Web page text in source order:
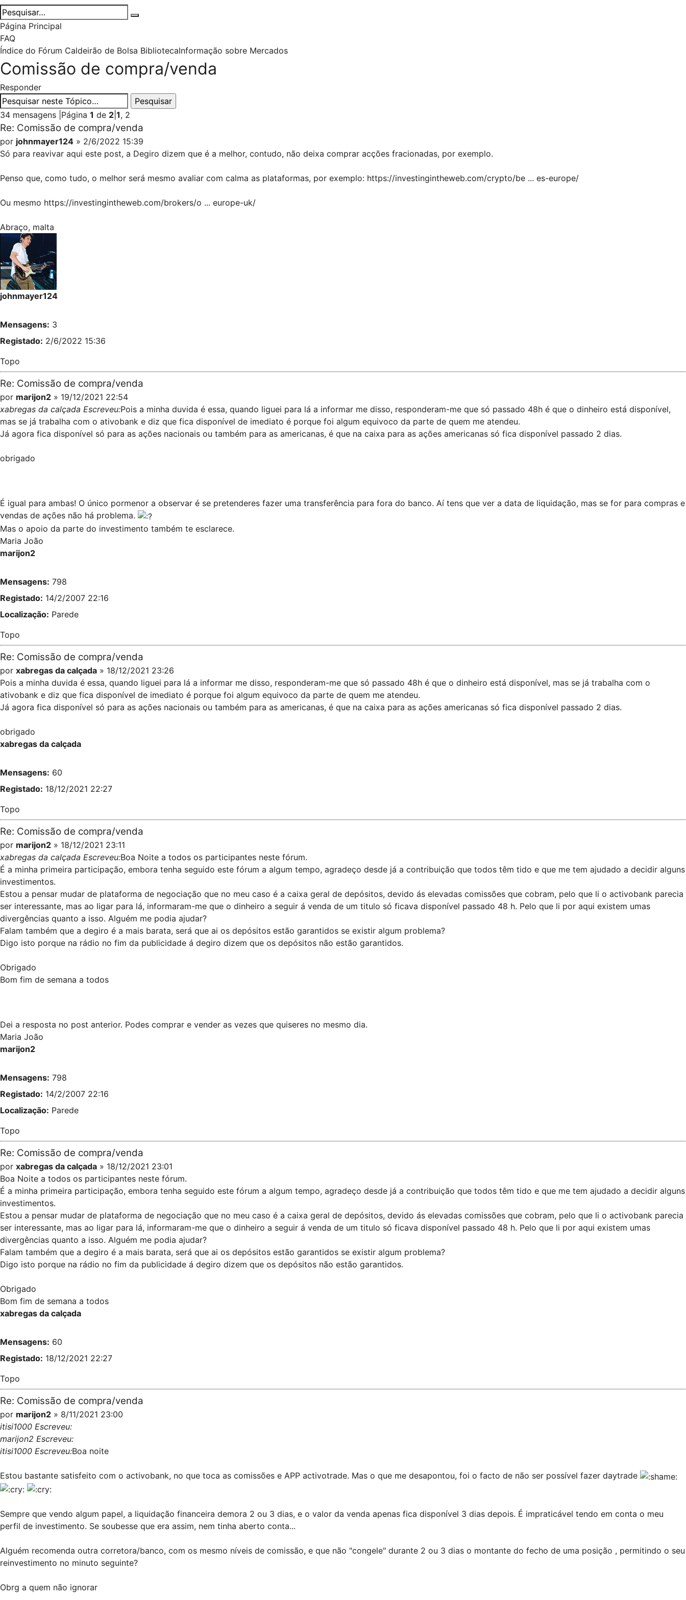
Página Principal
FAQ
Índice do Fórum Caldeirão de Bolsa BibliotecaInformação sobre Mercados
Comissão de compra/venda
Responder
34 mensagens Página 1 de 2 1, 2
Re: Comissão de compra/venda
por johnmayer124 » 2/6/2022 15:39
Só para reavivar aqui este post, a Degiro dizem que é a melhor, contudo, não deixa comprar acções fracionadas, por exemplo.
Penso que, como tudo, o melhor será mesmo avaliar com calma as plataformas, por exemplo: https://investingintheweb.com/crypto/be ... es-europe/
Ou mesmo https://investingintheweb.com/brokers/o ... europe-uk/
Abraço, malta
johnmayer124
Mensagens: 3
Registado: 2/6/2022 15:36
Topo
Re: Comissão de compra/venda
por marijon2 » 19/12/2021 22:54
xabregas da calçada Escreveu:Pois a minha duvida é essa, quando liguei para lá a informar me disso, responderam-me que só passado 48h é que o dinheiro está disponível,
mas se já trabalha com o ativobank e diz que fica disponível de imediato é porque foi algum equivoco da parte de quem me atendeu.
Já agora fica disponível só para as ações nacionais ou também para as americanas, é que na caixa para as ações americanas só fica disponível passado 2 dias.
obrigado
É igual para ambas! O único pormenor a observar é se pretenderes fazer uma transferência para fora do banco. Aí tens que ver a data de liquidação, mas se for para compras e
vendas de ações não há problema.
Mas o apoio da parte do investimento também te esclarece.
Maria João
marijon2
Mensagens: 798
Registado: 14/2/2007 22:16
Localização: Parede
Topo
Re: Comissão de compra/venda
por xabregas da calçada » 18/12/2021 23:26
Pois a minha duvida é essa, quando liguei para lá a informar me disso, responderam-me que só passado 48h é que o dinheiro está disponível, mas se já trabalha com o
ativobank e diz que fica disponível de imediato é porque foi algum equivoco da parte de quem me atendeu.
Já agora fica disponível só para as ações nacionais ou também para as americanas, é que na caixa para as ações americanas só fica disponível passado 2 dias.
obrigado
xabregas da calçada
Mensagens: 60
Registado: 18/12/2021 22:27
Topo
Re: Comissão de compra/venda
por marijon2 » 18/12/2021 23:11
xabregas da calçada Escreveu:Boa Noite a todos os participantes neste fórum.
É a minha primeira participação, embora tenha seguido este fórum a algum tempo, agradeço desde já a contribuição que todos têm tido e que me tem ajudado a decidir alguns
investimentos.
Estou a pensar mudar de plataforma de negociação que no meu caso é a caixa geral de depósitos, devido ás elevadas comissões que cobram, pelo que li o activobank parecia
ser interessante, mas ao ligar para lá, informaram-me que o dinheiro a seguir á venda de um titulo só ficava disponível passado 48 h. Pelo que li por aqui existem umas
divergências quanto a isso. Alguém me podia ajudar?
Falam também que a degiro é a mais barata, será que ai os depósitos estão garantidos se existir algum problema?
Digo isto porque na rádio no fim da publicidade á degiro dizem que os depósitos não estão garantidos.
Obrigado
Bom fim de semana a todos
Dei a resposta no post anterior. Podes comprar e vender as vezes que quiseres no mesmo dia.
Maria João
marijon2
Mensagens: 798
Registado: 14/2/2007 22:16
Localização: Parede
Topo
Re: Comissão de compra/venda
por xabregas da calçada » 18/12/2021 23:01
Boa Noite a todos os participantes neste fórum.
É a minha primeira participação, embora tenha seguido este fórum a algum tempo, agradeço desde já a contribuição que todos têm tido e que me tem ajudado a decidir alguns
investimentos.
Estou a pensar mudar de plataforma de negociação que no meu caso é a caixa geral de depósitos, devido ás elevadas comissões que cobram, pelo que li o activobank parecia
ser interessante, mas ao ligar para lá, informaram-me que o dinheiro a seguir á venda de um titulo só ficava disponível passado 48 h. Pelo que li por aqui existem umas
divergências quanto a isso. Alguém me podia ajudar?
Falam também que a degiro é a mais barata, será que ai os depósitos estão garantidos se existir algum problema?
Digo isto porque na rádio no fim da publicidade á degiro dizem que os depósitos não estão garantidos.
Obrigado
Bom fim de semana a todos
xabregas da calçada
Mensagens: 60
Registado: 18/12/2021 22:27
Topo
Re: Comissão de compra/venda
por marijon2 » 8/11/2021 23:00
itisi1000 Escreveu:
marijon2 Escreveu:
itisi1000 Escreveu:Boa noite
Estou bastante satisfeito com o activobank, no que toca as comissões e APP activotrade. Mas o que me desapontou, foi o facto de não ser possível fazer daytrade
Sempre que vendo algum papel, a liquidação financeira demora 2 ou 3 dias, e o valor da venda apenas fica disponível 3 dias depois. É impraticável tendo em conta o meu
perfil de investimento. Se soubesse que era assim, nem tinha aberto conta...
Alguém recomenda outra corretora/banco, com os mesmo níveis de comissão, e que não "congele" durante 2 ou 3 dias o montante do fecho de uma posição , permitindo o seu
reinvestimento no minuto seguinte?
Obrg a quem não ignorar